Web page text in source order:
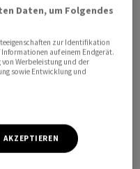
künftig
Land
wissen, für welches
für möglich, jedoch
europäischen Block,
indirekt die USA.
Daten, um Folgendes
zur Identifikation
auf einem Endgerät.
Werbeleistung und der
sowie Entwicklung und
AKZEPTIEREN